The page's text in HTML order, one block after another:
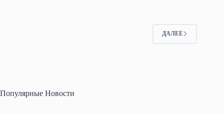
ДАЛЕЕ
Популярные Новости